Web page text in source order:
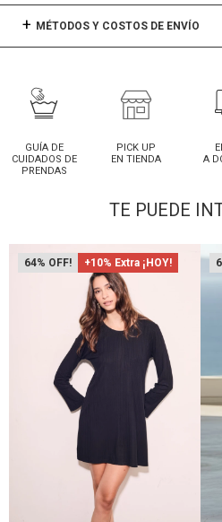
MÉTODOS Y COSTOS DE ENVÍO
GUÍA DE
CUIDADOS DE
PRENDAS
PICK UP
EN TIENDA
A
TE PUEDE
64 +10% Extra ¡HOY!